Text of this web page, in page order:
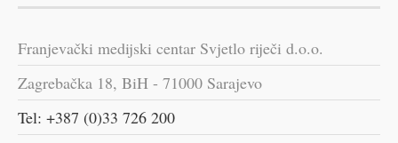
Franjevački medijski centar Svjetlo riječi d.o.o.
Zagrebačka 18, BiH - 71000 Sarajevo
Tel: +387 (0)33 726 200